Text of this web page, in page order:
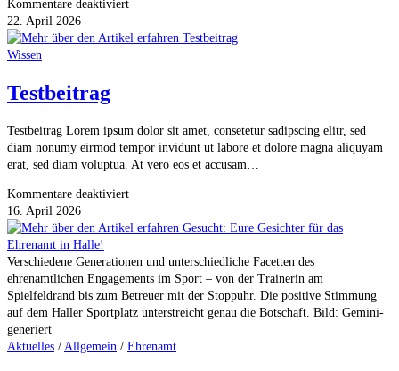
Kommentare deaktiviertfür
Ehrenamt
vom
27.03.2026
22. April 2026
Wissen
Testbeitrag
Testbeitrag Lorem ipsum dolor sit amet, consetetur sadipscing elitr, sed
diam nonumy eirmod tempor invidunt ut labore et dolore magna aliquyam
erat, sed diam voluptua. At vero eos et accusam…
Kommentare deaktiviertfür
16. April 2026
Verschiedene Generationen und unterschiedliche Facetten des
ehrenamtlichen Engagements im Sport – von der Trainerin am
Spielfeldrand bis zum Betreuer mit der Stoppuhr. Die positive Stimmung
auf dem Haller Sportplatz unterstreicht genau die Botschaft. Bild: Gemini-
generiert
Aktuelles / Allgemein / Ehrenamt